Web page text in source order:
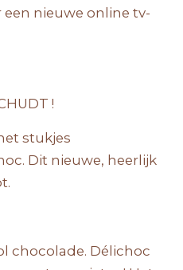
nieuwe online tv-
!
stukjes
Dit nieuwe, heerlijk
chocolade. Délichoc